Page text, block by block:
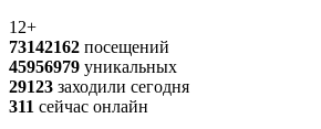
12+
73142162 посещений
45956979 уникальных
29123 заходили сегодня
311 сейчас онлайн